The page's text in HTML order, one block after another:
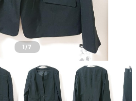
1/7